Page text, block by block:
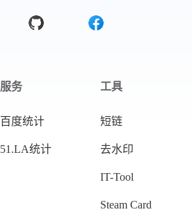
服务
百度统计
51.LA统计
工具
短链
去水印
IT-Tool
Steam Card